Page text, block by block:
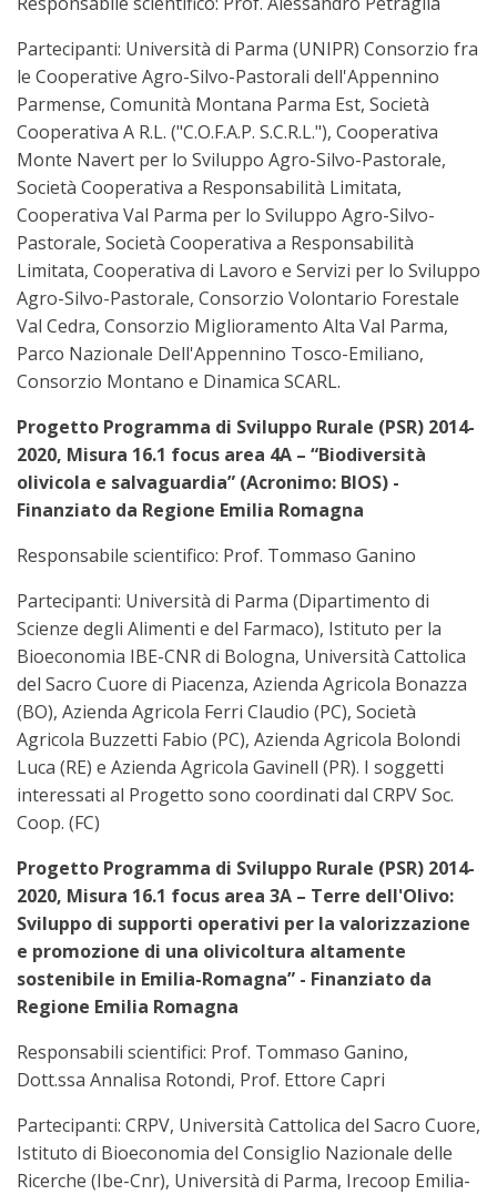
Partecipanti: Università di Parma (UNIPR) Consorzio fra
le Cooperative Agro-Silvo-Pastorali dell'Appennino
Parmense, Comunità Montana Parma Est, Società
Cooperativa A R.L. ("C.O.F.A.P. S.C.R.L."), Cooperativa
Monte Navert per lo Sviluppo Agro-Silvo-Pastorale,
Società Cooperativa a Responsabilità Limitata,
Cooperativa Val Parma per lo Sviluppo Agro-Silvo-
Pastorale, Società Cooperativa a Responsabilità
Limitata, Cooperativa di Lavoro e Servizi per lo Sviluppo
Agro-Silvo-Pastorale, Consorzio Volontario Forestale
Val Cedra, Consorzio Miglioramento Alta Val Parma,
Parco Nazionale Dell'Appennino Tosco-Emiliano,
Consorzio Montano e Dinamica SCARL.
Progetto Programma di Sviluppo Rurale (PSR) 2014-
2020, Misura 16.1 focus area 4A – “Biodiversità
olivicola e salvaguardia” (Acronimo: BIOS) -
Finanziato da Regione Emilia Romagna
Responsabile scientifico: Prof. Tommaso Ganino
Partecipanti: Università di Parma (Dipartimento di
Scienze degli Alimenti e del Farmaco), Istituto per la
Bioeconomia IBE-CNR di Bologna, Università Cattolica
del Sacro Cuore di Piacenza, Azienda Agricola Bonazza
(BO), Azienda Agricola Ferri Claudio (PC), Società
Agricola Buzzetti Fabio (PC), Azienda Agricola Bolondi
Luca (RE) e Azienda Agricola Gavinell (PR). I soggetti
interessati al Progetto sono coordinati dal CRPV Soc.
Coop. (FC)
Progetto Programma di Sviluppo Rurale (PSR) 2014-
2020, Misura 16.1 focus area 3A – Terre dell'Olivo:
Sviluppo di supporti operativi per la valorizzazione
e promozione di una olivicoltura altamente
sostenibile in Emilia-Romagna” - Finanziato da
Regione Emilia Romagna
Responsabili scientifici: Prof. Tommaso Ganino,
Dott.ssa Annalisa Rotondi, Prof. Ettore Capri
Partecipanti: CRPV, Università Cattolica del Sacro Cuore,
Istituto di Bioeconomia del Consiglio Nazionale delle
Ricerche (Ibe-Cnr), Università di Parma, Irecoop Emilia-